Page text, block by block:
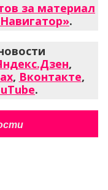
за материал
.
,
, Вконтакте,
.